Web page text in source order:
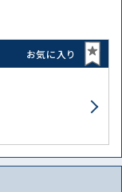
お気に入り